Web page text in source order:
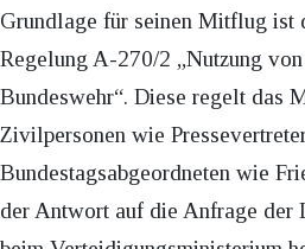
Grundlage für seinen Mitflug ist
Regelung A-270/2 „Nutzung
Bundeswehr“. Diese regelt das
Zivilpersonen wie
Bundestagsabgeordneten wie
der Antwort auf die Anfrage der